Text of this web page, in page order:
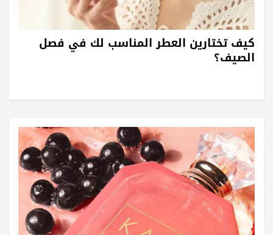
كيف تختارين العطر المناسب لك في فصل
الصيف؟